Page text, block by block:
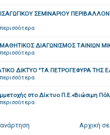
ΣΕΜΙΝΑΡΙΟΥ
περισσότερα
ΔΙΑΓΩΝΙΣΜΟΣ ΤΑΙΝΙΩΝ
περισσότερα
ΔΙΚΤΥΟ "ΤΑ ΠΕΤΡΟΓΕΦΥΡΑ ΤΗΣ
περισσότερα
στο Δίκτυο Π.Ε.«Βιώσιμη
περισσότερα
Αρχική